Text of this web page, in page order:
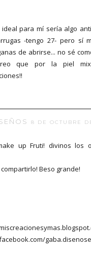
para mí sería algo
-tengo 27- pero sí
de abrirse... no sé
que por la piel
8 DE OCTUBRE
up Fruti! divinos los
Beso grande!